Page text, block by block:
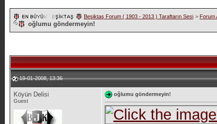
Beşiktaş Forum ( 1903 - 2013 ) Taraftarın Sesi > Forum
oğlumu göndermeyin!
19-01-2008, 13:36
Köyün Delisi
Guest
oğlumu göndermeyin!